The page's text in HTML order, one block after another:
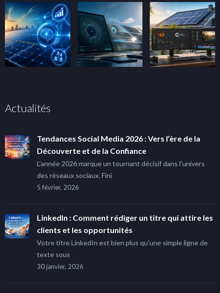
Actualités
Tendances Social Media 2026 : Vers l’ère de la
Découverte et de la Confiance
L’année 2026 marque un tournant décisif dans l’univers
des réseaux sociaux. Fini
5 février, 2026
LinkedIn : Comment rédiger un titre qui attire les
clients et les opportunités
Votre titre LinkedIn est bien plus qu’une simple ligne de
texte sous
30 janvier, 2026